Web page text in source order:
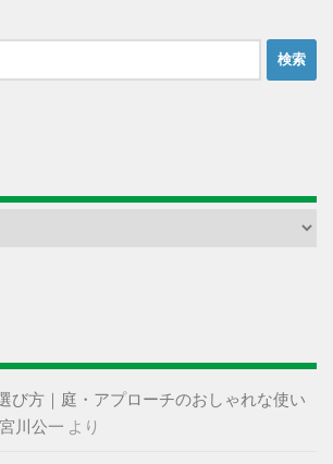
び方｜庭・アプローチのおしゃれな使い
宮川公一 より